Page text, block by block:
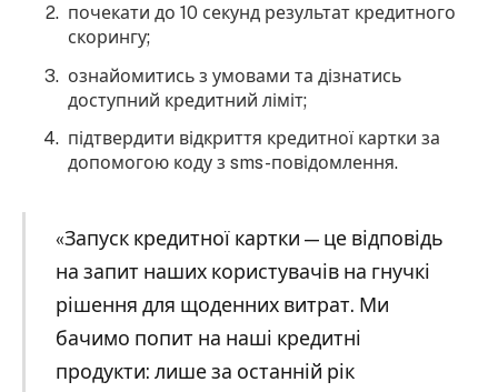
почекати до 10 секунд результат кредитного
скорингу;
ознайомитись з умовами та дізнатись
доступний кредитний ліміт;
підтвердити відкриття кредитної картки за
допомогою коду з sms-повідомлення.
«Запуск кредитної картки — це відповідь
на запит наших користувачів на гнучкі
рішення для щоденних витрат. Ми
бачимо попит на наші кредитні
продукти: лише за останній рік